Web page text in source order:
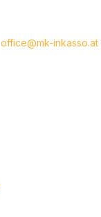
office@mk-inkasso.at